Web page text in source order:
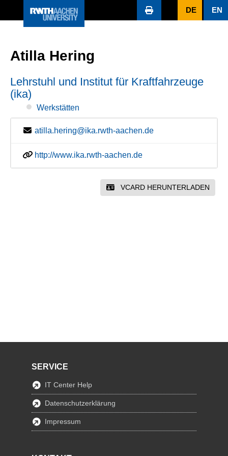
DE EN
Atilla Hering
Lehrstuhl und Institut für Kraftfahrzeuge
(ika)
Werkstätten
atilla.hering@ika.rwth-aachen.de
http://www.ika.rwth-aachen.de
VCARD HERUNTERLADEN
SERVICE
IT Center Help
Datenschutzerklärung
Impressum